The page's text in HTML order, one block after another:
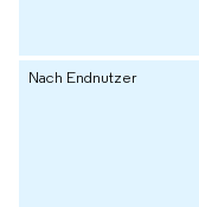
Nach Endnutzer